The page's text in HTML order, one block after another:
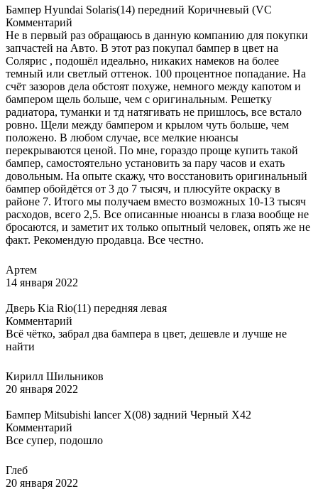
Бампер Hyundai Solaris(14) передний Коричневый (VC
Комментарий
Не в первый раз обращаюсь в данную компанию для покупки
запчастей на Авто. В этот раз покупал бампер в цвет на
Солярис , подошёл идеально, никаких намеков на более
темный или светлый оттенок. 100 процентное попадание. На
счёт зазоров дела обстоят похуже, немного между капотом и
бампером щель больше, чем с оригинальным. Решетку
радиатора, туманки и тд натягивать не пришлось, все встало
ровно. Щели между бампером и крылом чуть больше, чем
положено. В любом случае, все мелкие нюансы
перекрываются ценой. По мне, гораздо проще купить такой
бампер, самостоятельно установить за пару часов и ехать
довольным. На опыте скажу, что восстановить оригинальный
бампер обойдётся от 3 до 7 тысяч, и плюсуйте окраску в
районе 7. Итого мы получаем вместо возможных 10-13 тысяч
расходов, всего 2,5. Все описанные нюансы в глаза вообще не
бросаются, и заметит их только опытный человек, опять же не
факт. Рекомендую продавца. Все честно.
Артем
14 января 2022
Дверь Kia Rio(11) передняя левая
Комментарий
Всё чётко, забрал два бампера в цвет, дешевле и лучше не
найти
Кирилл Шильников
20 января 2022
Бампер Mitsubishi lancer X(08) задний Черный X42
Комментарий
Все супер, подошло
Глеб
20 января 2022